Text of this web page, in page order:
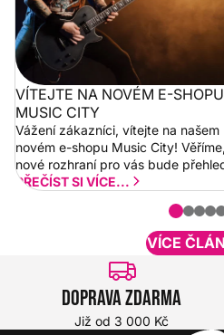
VÍTEJTE NA NOVÉM E-SHOPU
MUSIC CITY
Vážení zákazníci, vítejte na našem
novém e-shopu Music City!
nové rozhraní pro vás bude
a rychlejší. Postupně budeme
PŘEČÍST SI VÍCE...
VÍCE
Doprava zdarma
Již od 3 000 Kč